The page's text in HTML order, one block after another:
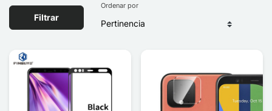
Filtrar
Ordenar por